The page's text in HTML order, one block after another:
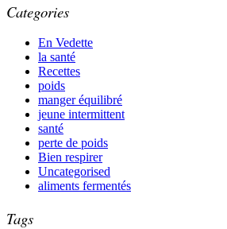
Categories
En Vedette
la santé
Recettes
poids
manger équilibré
jeune intermittent
santé
perte de poids
Bien respirer
Uncategorised
aliments fermentés
Tags